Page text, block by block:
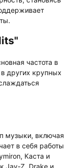
частота в
других крупных
музыки, включая
в себя работы
Каста и
Jay-Z, Drake и